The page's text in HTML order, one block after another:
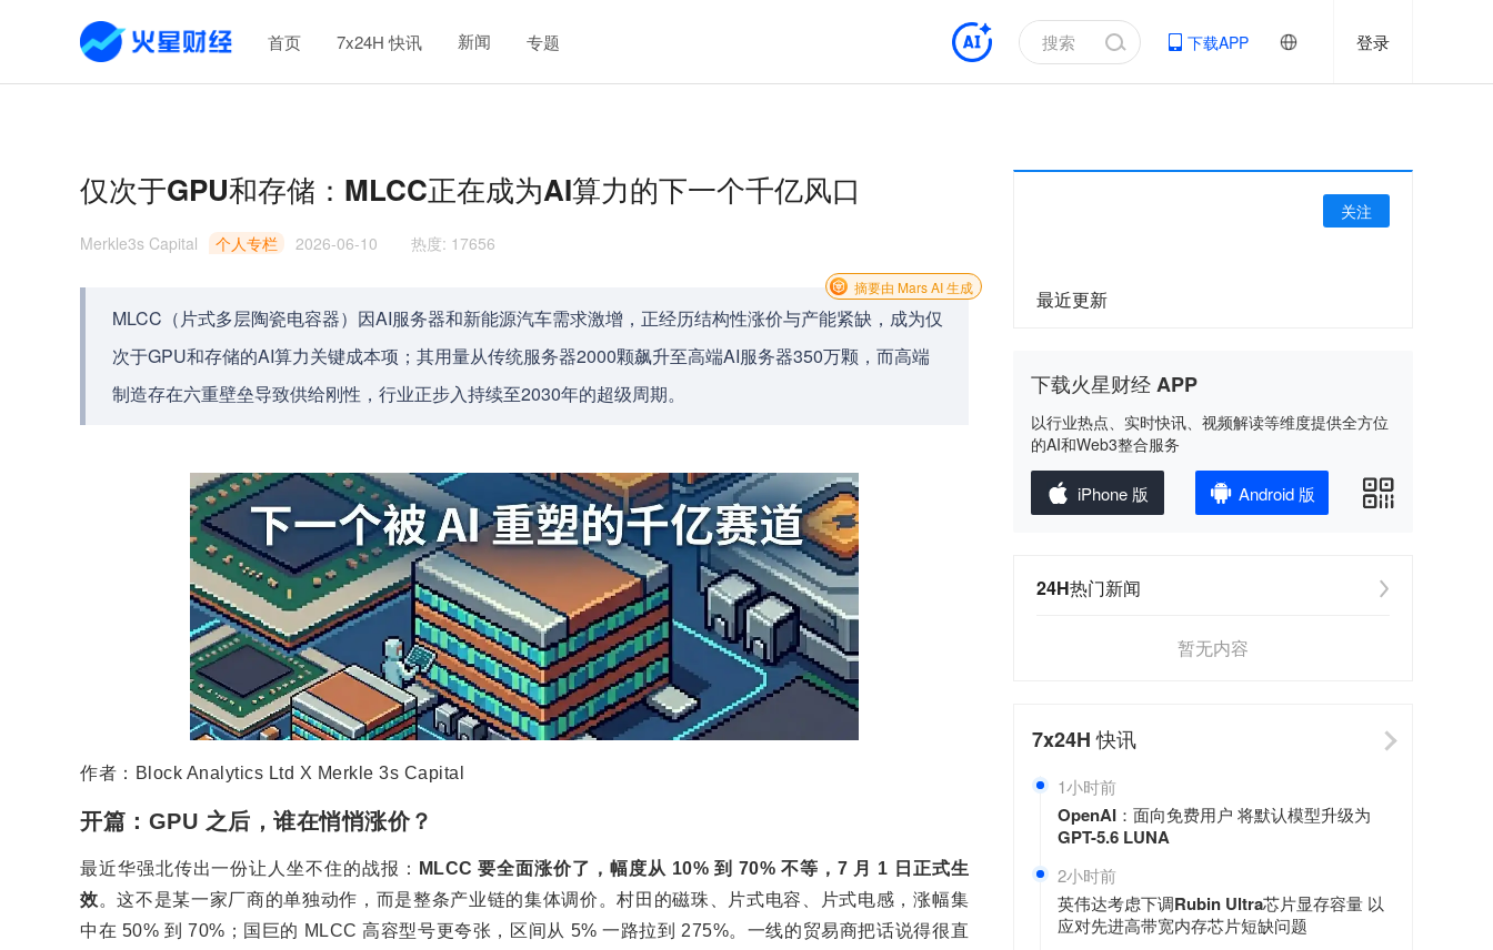
首页 7x24H 快讯 新闻 专题 下载APP 登录
仅次于GPU和存储：MLCC正在成为AI算力的下一个千亿风口
Merkle3s Capital 个人专栏 2026-06-10 热度: 17656
MLCC（片式多层陶瓷电容器）因AI服务器和新能源汽车需求激增，正经历结构性涨价与产能紧缺，成为仅
次于GPU和存储的AI算力关键成本项；其用量从传统服务器2000颗飙升至高端AI服务器350万颗，而高端
制造存在六重壁垒导致供给刚性，行业正步入持续至2030年的超级周期。
摘要由 Mars AI 生成
作者：Block Analytics Ltd X Merkle 3s Capital
开篇：GPU 之后，谁在悄悄涨价？
最近华强北传出一份让人坐不住的战报：
MLCC 要全面涨价了，幅度从 10% 到 70% 不等，7 月 1 日正式生
效。这不是某一家厂商的单独动作，而是整条产业链的集体调价。村田的磁珠、片式电容、片式电感，涨幅集
中在 50% 到 70%；国巨的 MLCC 高容型号更夸张，区间从 5% 一路拉到 275%。一线的贸易商把话说得很直
关注
最近更新
下载火星财经 APP
以行业热点、实时快讯、视频解读等维度提供全方位
的AI和Web3整合服务
iPhone 版 Android 版
24H热门新闻
暂无内容
7x24H快讯
1小时前
OpenAI：面向免费用户 将默认模型升级为
GPT-5.6 LUNA
2小时前
英伟达考虑下调Rubin Ultra芯片显存容量 以
应对先进高带宽内存芯片短缺问题